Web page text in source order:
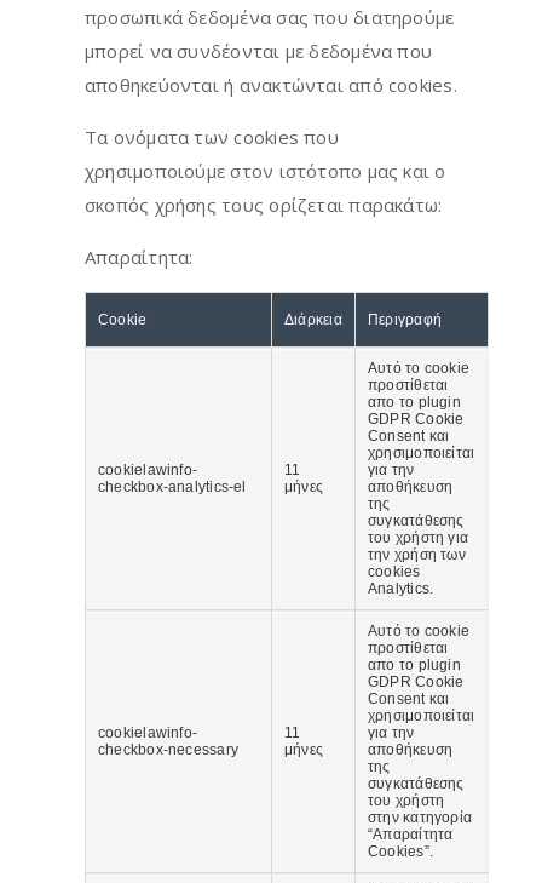
προσωπικά δεδομένα σας που διατηρούμε
μπορεί να συνδέονται με δεδομένα που
αποθηκεύονται ή ανακτώνται από cookies.
Τα ονόματα των cookies που
χρησιμοποιούμε στον ιστότοπο μας και ο
σκοπός χρήσης τους ορίζεται παρακάτω:
Απαραίτητα:
Cookie Διάρκεια Περιγραφή
cookielawinfo-
checkbox-analytics-el
11
μήνες
Αυτό το cookie
προστίθεται
απο το plugin
GDPR Cookie
Consent και
χρησιμοποιείται
για την
αποθήκευση
της
συγκατάθεσης
του χρήστη για
την χρήση των
cookies
Analytics.
cookielawinfo-
checkbox-necessary
11
μήνες
Αυτό το cookie
προστίθεται
απο το plugin
GDPR Cookie
Consent και
χρησιμοποιείται
για την
αποθήκευση
της
συγκατάθεσης
του χρήστη
στην κατηγορία
“Απαραίτητα
Cookies”.